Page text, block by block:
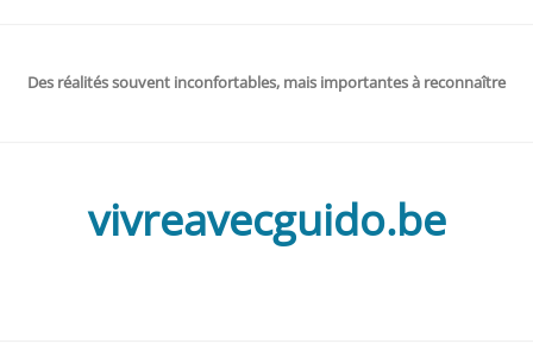
Des réalités souvent inconfortables, mais importantes à reconnaître
vivreavecguido.be